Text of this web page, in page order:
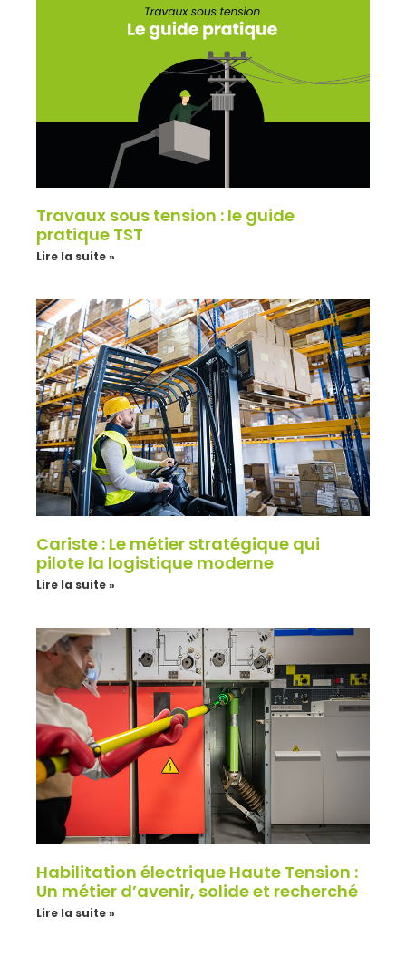
Travaux sous tension : le guide
pratique TST
Lire la suite »
Cariste : Le métier stratégique qui
pilote la logistique moderne
Lire la suite »
Habilitation électrique Haute Tension :
Un métier d’avenir, solide et recherché
Lire la suite »